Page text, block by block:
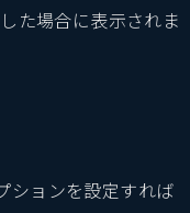
た場合に表示されま
ションを設定すれば